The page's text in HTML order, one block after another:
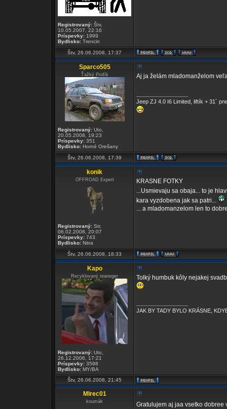
Registrovaný: Štv,
10.05.2007, 22:16
Príspevky: 1999
Bydlisko: Trencin
Štv, 26.06.2008, 17:37
Sparco505
Ťažký Profík
Registrovaný: Uto,
20.05.2008, 19:23
Príspevky: 351
Bydlisko: Horné Orešany
Aj ja želám mladomanželom
Jeep ZJ 4.0 I6 Limited, liftík + 31´
Štv, 26.06.2008, 17:39
konik
OFFROAD Expert
Registrovaný: Str,
06.02.2008, 20:07
Príspevky: 743
Bydlisko: Nitra
KRASNE FOTKY
...Usmievaju sa obaja... to je
kara vyzdobena jak sa patri...
... a mladomanzelom len to
Štv, 26.06.2008, 18:33
Kapo
Recyklovaný teaneger
Registrovaný: Uto,
26.12.2006, 17:21
Príspevky: 3598
Bydlisko: MY/BA
Tolký humbuk kôly nejakej
JAK BY TADY BYLO KRÁSNE,
Štv, 26.06.2008, 21:45
MIrec01
koumák Gratulujem aj jaa vsetko